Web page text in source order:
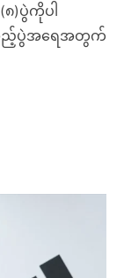
)ပွဲကိုပါ
သည့်ပွဲအရေအတွက်